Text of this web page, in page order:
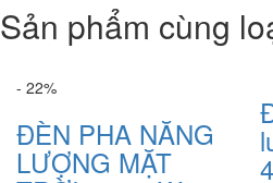
SSD128G- 12.5'
8.100.000 đ6,900,000 đ
Laptop Dell Latitude E5270 - Intel
7.900.000 đ7,200,000 đ
Laptop Dell Latitude E5540 - Intel
Sản phẩm cùng
- 22%
ĐÈN PHA NĂNG
LƯỢNG MẶT